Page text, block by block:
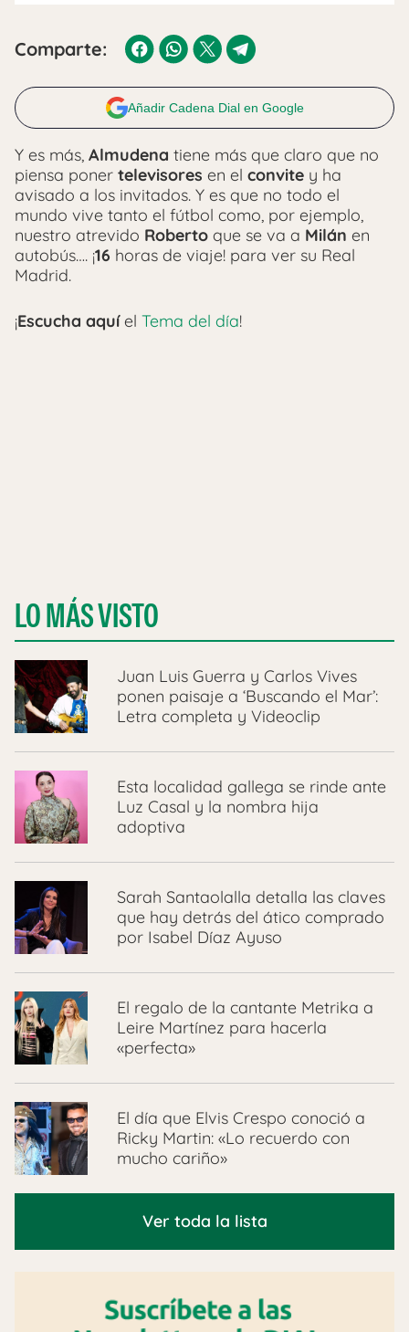
Comparte:
Añadir Cadena Dial en Google
Y es más, Almudena tiene más que claro que no
piensa poner televisores en el convite y ha
avisado a los invitados. Y es que no todo el
mundo vive tanto el fútbol como, por ejemplo,
nuestro atrevido Roberto que se va a Milán en
autobús…. ¡16 horas de viaje! para ver su Real
Madrid.
¡Escucha aquíel Tema del día!
LO MÁS VISTO
Juan Luis Guerra y Carlos Vives
ponen paisaje a ‘Buscando el Mar’:
Letra completa y Videoclip
Esta localidad gallega se rinde ante
Luz Casal y la nombra hija
adoptiva
Sarah Santaolalla detalla las claves
que hay detrás del ático comprado
por Isabel Díaz Ayuso
El regalo de la cantante Metrika a
Leire Martínez para hacerla
«perfecta»
El día que Elvis Crespo conoció a
Ricky Martin: «Lo recuerdo con
mucho cariño»
Ver toda la lista